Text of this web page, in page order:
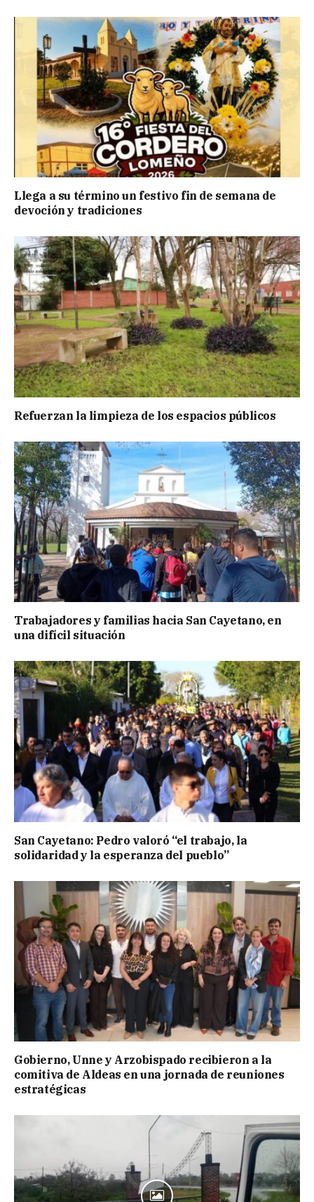
Llega a su término un festivo fin de semana de
devoción y tradiciones
Refuerzan la limpieza de los espacios públicos
Trabajadores y familias hacia San Cayetano, en
una difícil situación
San Cayetano: Pedro valoró “el trabajo, la
solidaridad y la esperanza del pueblo”
Gobierno, Unne y Arzobispado recibieron a la
comitiva de Aldeas en una jornada de reuniones
estratégicas